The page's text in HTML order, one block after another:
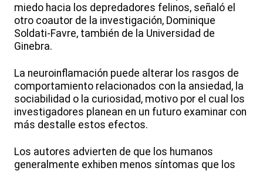
miedo hacia los depredadores felinos, señaló el
otro coautor de la investigación, Dominique
Soldati-Favre, también de la Universidad de
Ginebra.
La neuroinflamación puede alterar los rasgos de
comportamiento relacionados con la ansiedad, la
sociabilidad o la curiosidad, motivo por el cual los
investigadores planean en un futuro examinar con
más destalle estos efectos.
Los autores advierten de que los humanos
generalmente exhiben menos síntomas que los